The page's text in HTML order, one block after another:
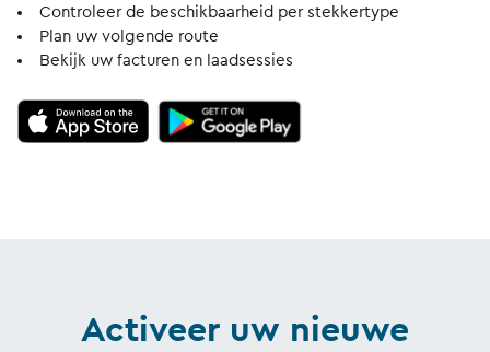
Controleer de beschikbaarheid per stekkertype
Plan uw volgende route
Bekijk uw facturen en laadsessies
Activeer uw nieuwe